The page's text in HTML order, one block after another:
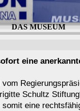
DAS MUSEUM
eine
Schultz
eine